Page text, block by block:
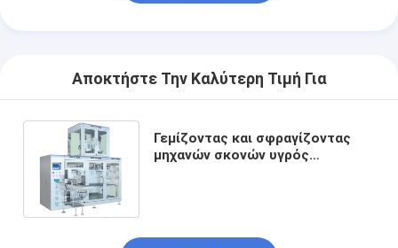
Αποκτήστε Την Καλύτερη Τιμή Για
Γεμίζοντας και σφραγίζοντας
μηχανών σκονών υγρός